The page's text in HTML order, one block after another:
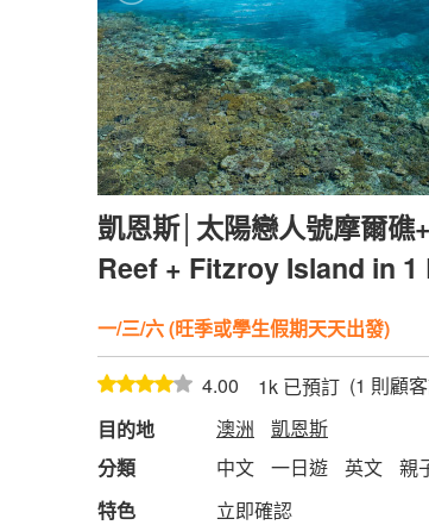
凱恩斯│太陽戀人號摩爾
Reef + Fitzroy Island in 1
一/三/六 (旺季或學生假期天天出發)
4.00 1k 已預訂 (1 則顧
目的地
澳洲
凱恩斯
分類
中文 一日遊 英文 親
特色
立即確認